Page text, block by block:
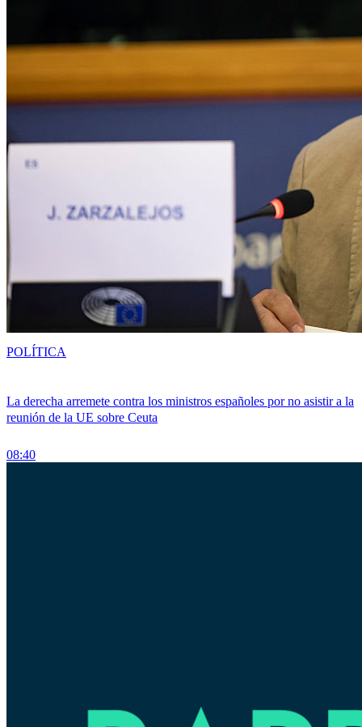
La derecha arremete contra los ministros españoles por no asistir a la
reunión de la UE sobre Ceuta
08:40
POLÍTICA